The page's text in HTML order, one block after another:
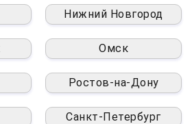
Нижний Новгород
Омск
Ростов-на-Дону
Санкт-Петербург